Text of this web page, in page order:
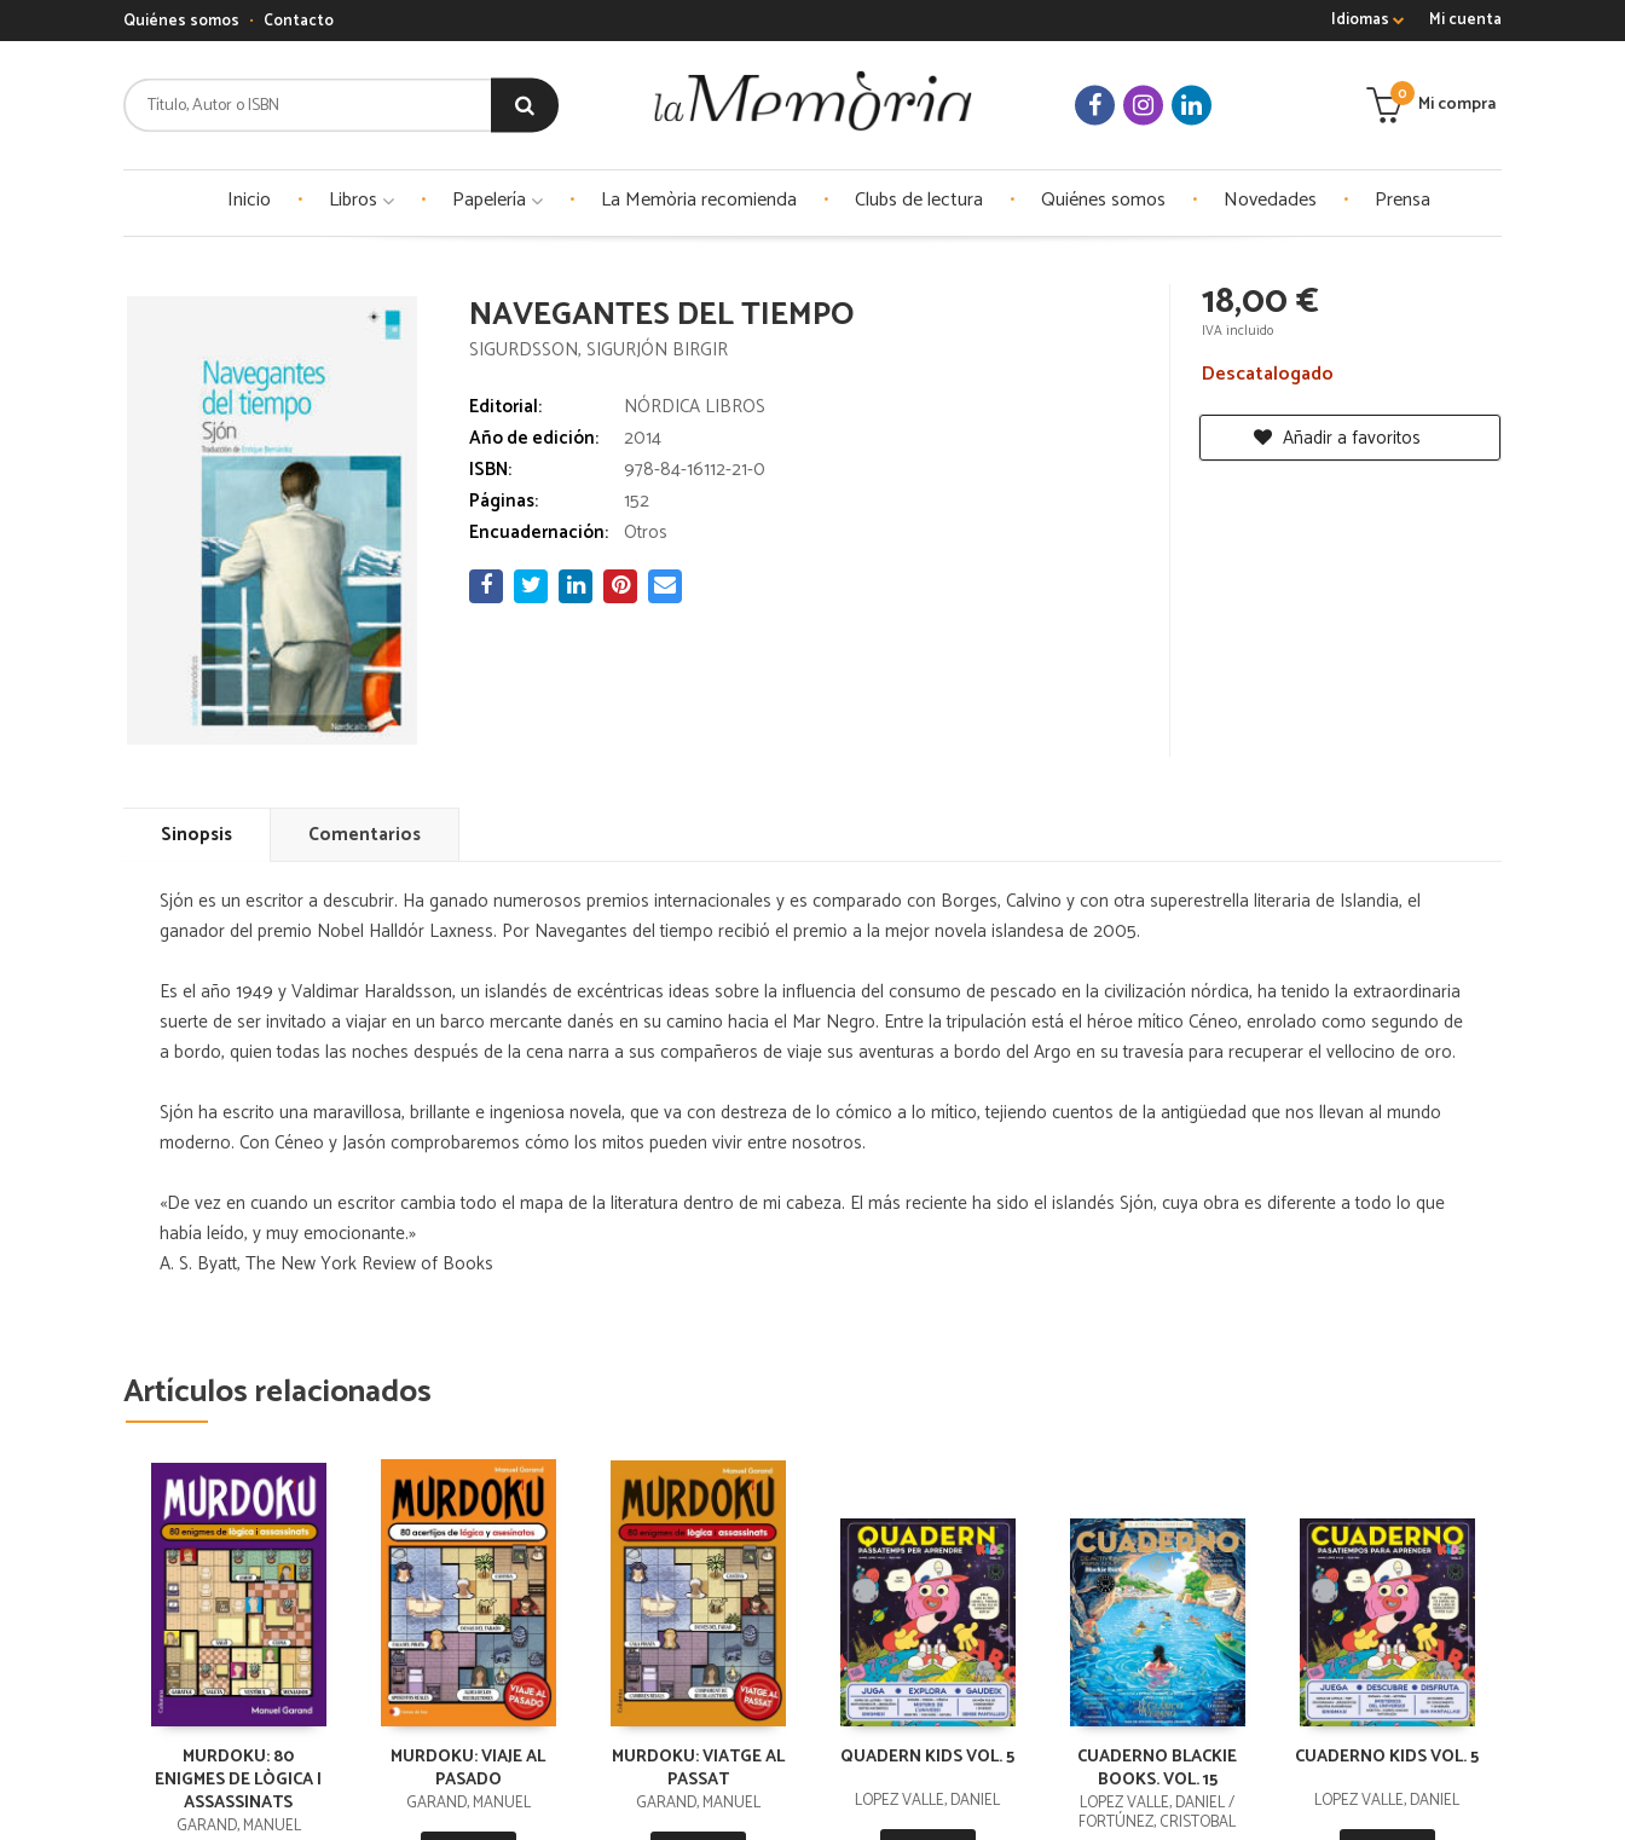
Mi cuenta
Idiomas
Quiénes somos Contacto
Mi compra
0
Inicio Libros Papelería La Memòria recomienda Clubs de lectura Quiénes somos Novedades Prensa
NAVEGANTES DEL TIEMPO
SIGURDSSON, SIGURJÓN BIRGIR
Editorial:
NÓRDICA LIBROS
Año de edición:
2014
ISBN:
978-84-16112-21-0
Páginas:
152
Encuadernación: Otros
18,00 €
IVA incluido
Descatalogado
Añadir a favoritos
Sinopsis Comentarios
Sjón es un escritor a descubrir. Ha ganado numerosos premios internacionales y es comparado con Borges, Calvino y con otra superestrella literaria de Islandia, el
ganador del premio Nobel Halldór Laxness. Por Navegantes del tiempo recibió el premio a la mejor novela islandesa de 2005.
Es el año 1949 y Valdimar Haraldsson, un islandés de excéntricas ideas sobre la influencia del consumo de pescado en la civilización nórdica, ha tenido la extraordinaria
suerte de ser invitado a viajar en un barco mercante danés en su camino hacia el Mar Negro. Entre la tripulación está el héroe mítico Céneo, enrolado como segundo de
a bordo, quien todas las noches después de la cena narra a sus compañeros de viaje sus aventuras a bordo del Argo en su travesía para recuperar el vellocino de oro.
Sjón ha escrito una maravillosa, brillante e ingeniosa novela, que va con destreza de lo cómico a lo mítico, tejiendo cuentos de la antigüedad que nos llevan al mundo
moderno. Con Céneo y Jasón comprobaremos cómo los mitos pueden vivir entre nosotros.
«De vez en cuando un escritor cambia todo el mapa de la literatura dentro de mi cabeza. El más reciente ha sido el islandés Sjón, cuya obra es diferente a todo lo que
había leído, y muy emocionante.»
A. S. Byatt, The New York Review of Books
Artículos relacionados
MURDOKU: 80
ENIGMES DE LÒGICA I
ASSASSINATS
GARAND, MANUEL
MURDOKU: VIAJE AL
PASADO
GARAND, MANUEL
MURDOKU: VIATGE AL
PASSAT
GARAND, MANUEL
QUADERN KIDS VOL. 5
LÓPEZ VALLE, DANIEL
CUADERNO BLACKIE
BOOKS. VOL. 15
LÓPEZ VALLE, DANIEL /
FORTÚNEZ, CRISTOBAL
CUADERNO KIDS VOL. 5
LÓPEZ VALLE, DANIEL